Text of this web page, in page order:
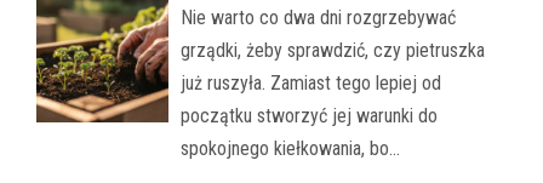
Nie warto co dwa dni rozgrzebywać
grządki, żeby sprawdzić, czy pietruszka
już ruszyła. Zamiast tego lepiej od
początku stworzyć jej warunki do
spokojnego kiełkowania, bo…